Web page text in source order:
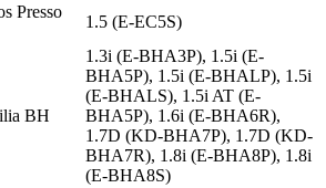
Presso
1.5 (E-EC5S)
BH
1.3i (E-BHA3P), 1.5i (E-
BHA5P), 1.5i (E-BHALP), 1.5i
(E-BHALS), 1.5i AT (E-
BHA5P), 1.6i (E-BHA6R),
1.7D (KD-BHA7P), 1.7D (KD-
BHA7R), 1.8i (E-BHA8P), 1.8i
(E-BHA8S)